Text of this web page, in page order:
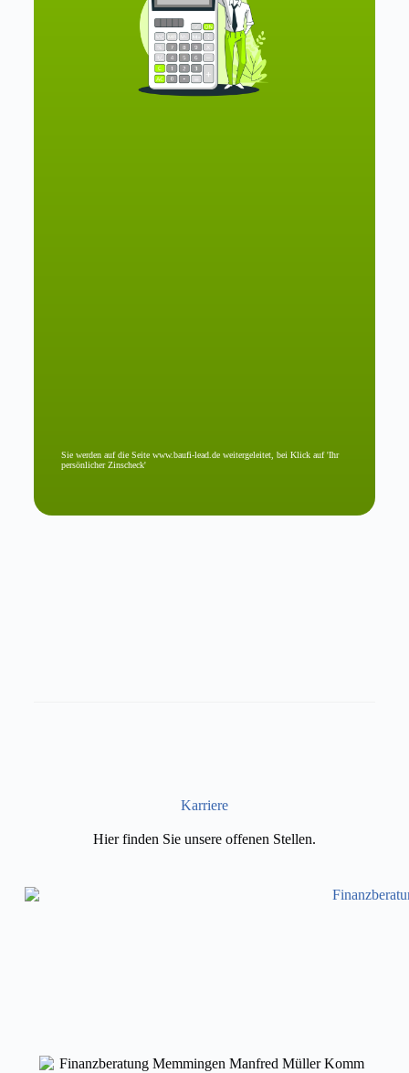
Sie werden auf die Seite www.baufi-lead.de weitergeleitet, bei Klick auf 'Ihr
persönlicher Zinscheck'
Karriere
Hier finden Sie unsere offenen Stellen.